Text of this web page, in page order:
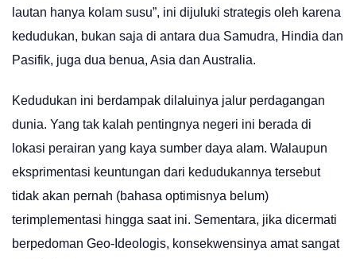
lautan hanya kolam susu”, ini dijuluki strategis oleh karena
kedudukan, bukan saja di antara dua Samudra, Hindia dan
Pasifik, juga dua benua, Asia dan Australia.
Kedudukan ini berdampak dilaluinya jalur perdagangan
dunia. Yang tak kalah pentingnya negeri ini berada di
lokasi perairan yang kaya sumber daya alam. Walaupun
eksprimentasi keuntungan dari kedudukannya tersebut
tidak akan pernah (bahasa optimisnya belum)
terimplementasi hingga saat ini. Sementara, jika dicermati
berpedoman Geo-Ideologis, konsekwensinya amat sangat